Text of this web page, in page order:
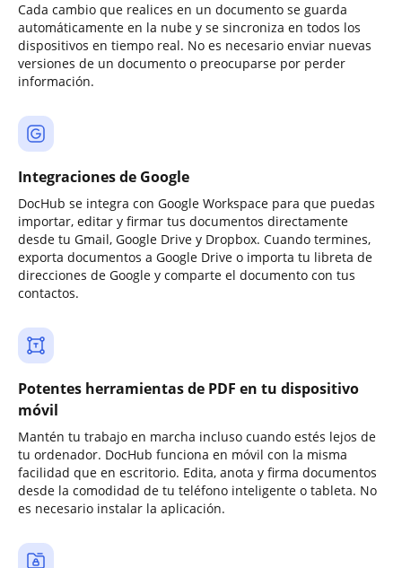
Cada cambio que realices en un documento se guarda
automáticamente en la nube y se sincroniza en todos los
dispositivos en tiempo real. No es necesario enviar nuevas
versiones de un documento o preocuparse por perder
información.
Integraciones de Google
DocHub se integra con Google Workspace para que puedas
importar, editar y firmar tus documentos directamente
desde tu Gmail, Google Drive y Dropbox. Cuando termines,
exporta documentos a Google Drive o importa tu libreta de
direcciones de Google y comparte el documento con tus
contactos.
Potentes herramientas de PDF en tu dispositivo
móvil
Mantén tu trabajo en marcha incluso cuando estés lejos de
tu ordenador. DocHub funciona en móvil con la misma
facilidad que en escritorio. Edita, anota y firma documentos
desde la comodidad de tu teléfono inteligente o tableta. No
es necesario instalar la aplicación.